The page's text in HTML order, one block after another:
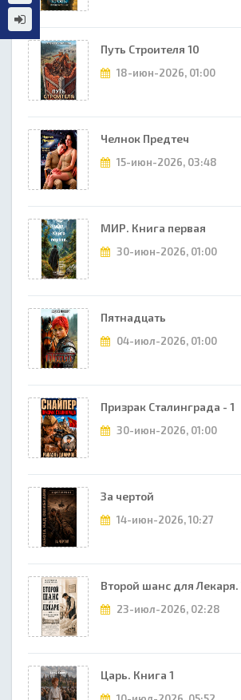
Путь Строителя 10
18-июн-2026, 01:00
Челнок Предтеч
15-июн-2026, 03:48
МИР. Книга первая
30-июн-2026, 01:00
Пятнадцать
04-июл-2026, 01:00
Призрак Сталинграда - 1
30-июн-2026, 01:00
За чертой
14-июн-2026, 10:27
Второй шанс для Лекаря.
23-июл-2026, 02:28
Царь. Книга 1